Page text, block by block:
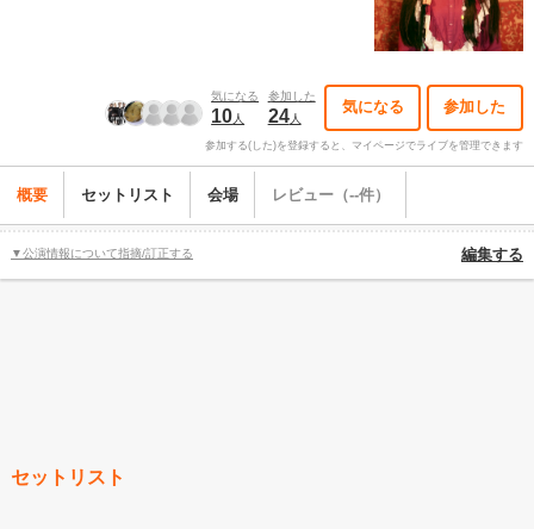
気になる
10人
参加した
24人
気になる 参加した
参加する(した)を登録すると、マイページでライブを管理できます
概要 セットリスト 会場 レビュー（--件）
▼公演情報について指摘/訂正する 編集する
セットリスト